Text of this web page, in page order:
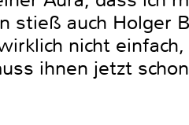
stieß auch Holger
nicht
ihnen jetzt